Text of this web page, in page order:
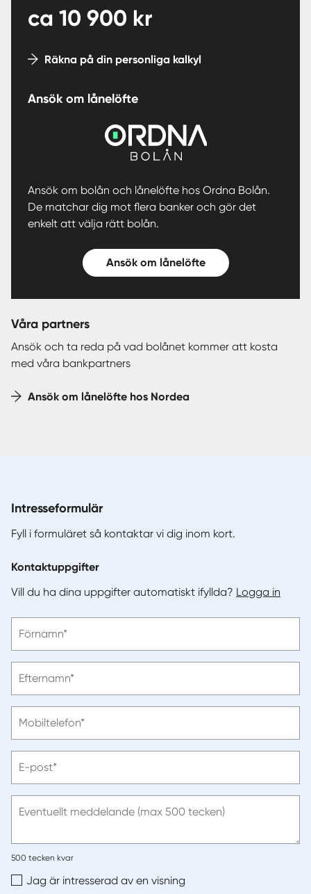
ca 10 900 kr
Räkna på din personliga kalkyl
Ansök om lånelöfte
Ansök om bolån och lånelöfte hos Ordna Bolån.
De matchar dig mot flera banker och gör det
enkelt att välja rätt bolån.
Ansök om lånelöfte
Våra partners
Ansök och ta reda på vad bolånet kommer att kosta
med våra bankpartners
Ansök om lånelöfte hos Nordea
Intresseformulär
Fyll i formuläret så kontaktar vi dig inom kort.
Kontaktuppgifter
Vill du ha dina uppgifter automatiskt ifyllda? Logga in
ange
Förnamn*
ange
Efternamn*
ange
Mobiltelefon*
ange
post
E-post*
Eventuellt meddelande (max 500 tecken)
500 tecken kvar
Jag är intresserad av en visning